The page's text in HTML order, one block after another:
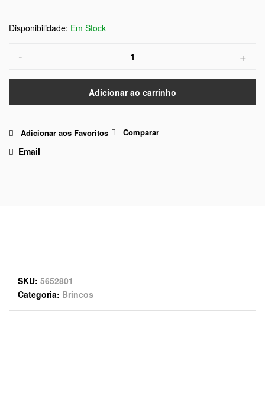
Em Stock
- +
Adicionar ao carrinho
Adicionar aos Favoritos Comparar
Email
SKU 5652801
Categoria Brincos